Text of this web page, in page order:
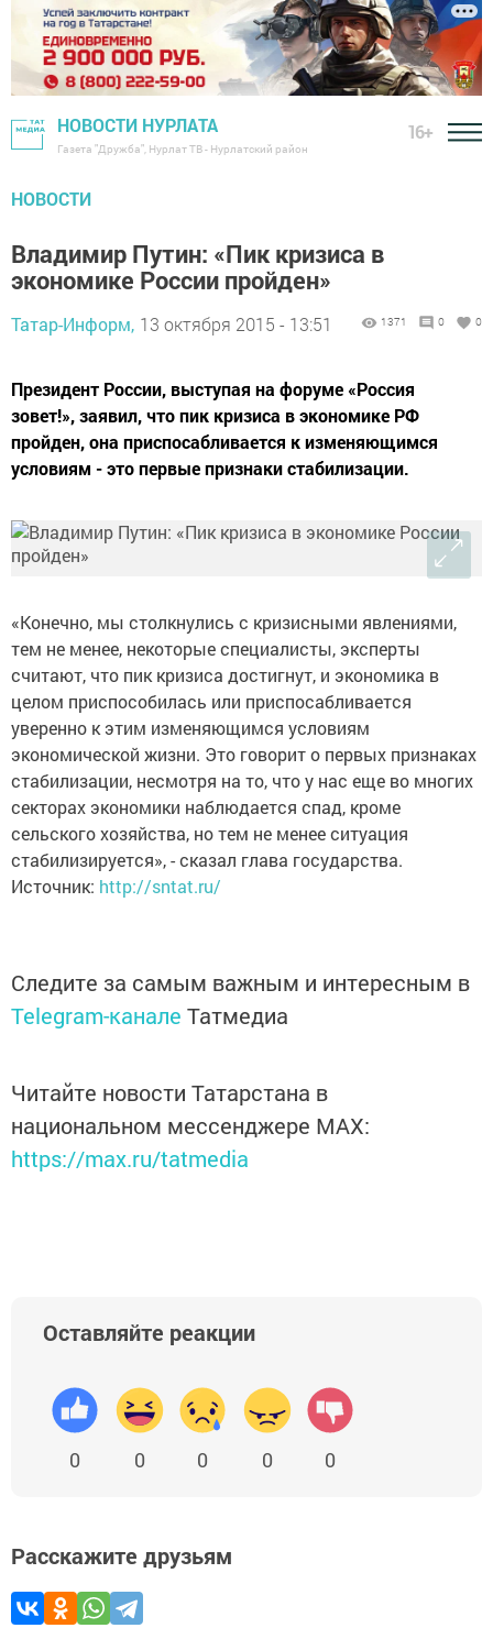
НОВОСТИ НУРЛАТА
Газета "Дружба", Нурлат ТВ - Нурлатский район
16+
НОВОСТИ
Владимир Путин: «Пик кризиса в
экономике России пройден»
Татар-Информ, 13 октября 2015 - 13:51 1371 0 0
Президент России, выступая на форуме «Россия
зовет!», заявил, что пик кризиса в экономике РФ
пройден, она приспосабливается к изменяющимся
условиям - это первые признаки стабилизации.
«Конечно, мы столкнулись с кризисными явлениями,
тем не менее, некоторые специалисты, эксперты
считают, что пик кризиса достигнут, и экономика в
целом приспособилась или приспосабливается
уверенно к этим изменяющимся условиям
экономической жизни. Это говорит о первых признаках
стабилизации, несмотря на то, что у нас еще во многих
секторах экономики наблюдается спад, кроме
сельского хозяйства, но тем не менее ситуация
стабилизируется», - сказал глава государства.
Источник: http://sntat.ru/
Следите за самым важным и интересным в
Telegram-канале Татмедиа
Читайте новости Татарстана в
национальном мессенджере MАХ:
https://max.ru/tatmedia
Оставляйте реакции
0 0 0 0 0
Расскажите друзьям